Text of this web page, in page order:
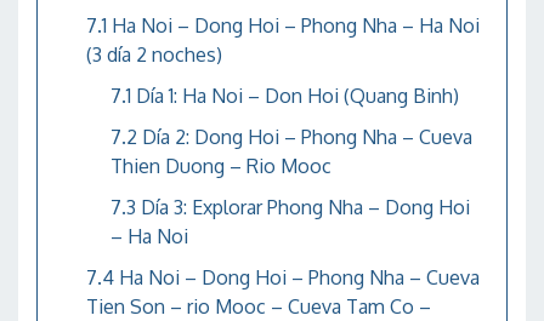
Ha Noi – Dong Hoi – Phong Nha – Ha Noi
(3 día 2 noches)
Día 1: Ha Noi – Don Hoi (Quang Binh)
Día 2: Dong Hoi – Phong Nha – Cueva
Thien Duong – Rio Mooc
Día 3: Explorar Phong Nha – Dong Hoi
– Ha Noi
Ha Noi – Dong Hoi – Phong Nha – Cueva
Tien Son – rio Mooc – Cueva Tam Co –